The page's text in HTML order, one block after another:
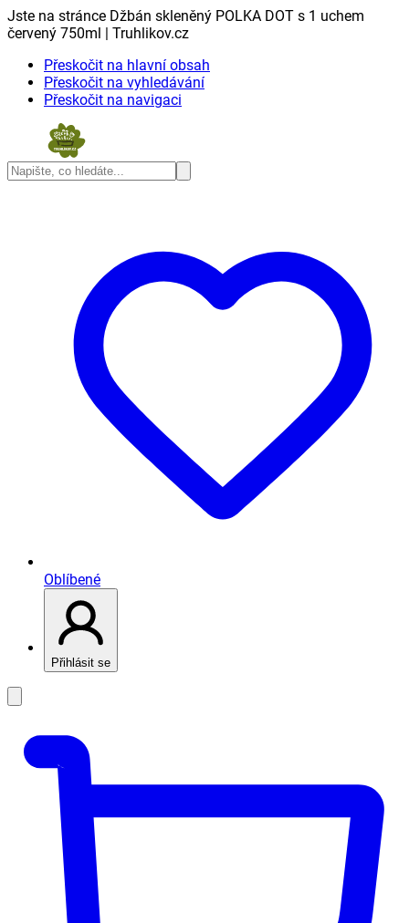
Jste na stránce Džbán skleněný POLKA DOT s 1 uchem
červený 750ml | Truhlikov.cz
Přeskočit na hlavní obsah
Přeskočit na vyhledávání
Přeskočit na navigaci
Oblíbené
Přihlásit se